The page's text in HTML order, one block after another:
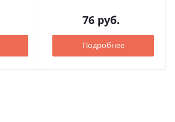
76 руб.
Подробнее